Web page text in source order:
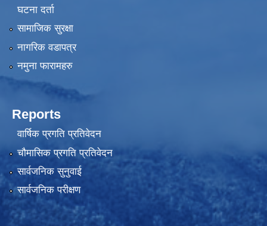
घटना दर्ता
सामाजिक सुरक्षा
नागरिक वडापत्र
नमुना फारामहरु
Reports
वार्षिक प्रगति प्रतिवेदन
चौमासिक प्रगति प्रतिवेदन
सार्वजनिक सुनुवाई
सार्वजनिक परीक्षण